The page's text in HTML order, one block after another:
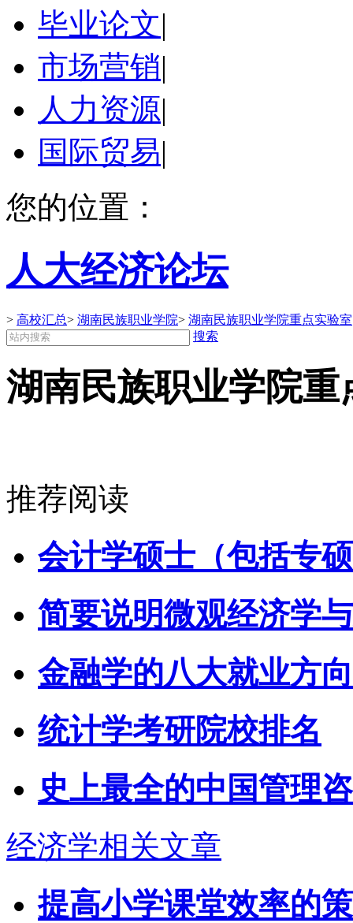
毕业论文|
市场营销|
人力资源|
国际贸易|
您的位置：
人大经济论坛
> 高校汇总> 湖南民族职业学院> 湖南民族职业学院重点实验室
搜索
湖南民族职业学院重
推荐阅读
会计学硕士（包括专
简要说明微观经济学
金融学的八大就业方
统计学考研院校排名
史上最全的中国管理
经济学相关文章
提高小学课堂效率的